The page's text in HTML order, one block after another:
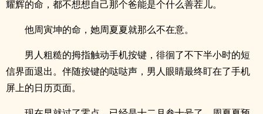
耀辉的命，都不想想自己那个爸能是个什么善茬儿。
他周寅坤的命，她周夏夏就那么不在意。
男人粗糙的拇指触动手机按键，徘徊了不下半小时的短
信界面退出。伴随按键的哒哒声，男人眼睛最终盯在了手机
屏上的日历页面。